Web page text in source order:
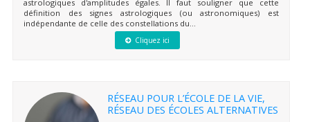
astrologiques d'amplitudes égales. Il faut souligner que cette
définition des signes astrologiques (ou astronomiques) est
indépendante de celle des constellations du...
Cliquez ici
RÉSEAU POUR L’ÉCOLE DE LA VIE,
RÉSEAU DES ÉCOLES ALTERNATIVES